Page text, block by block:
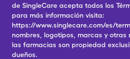
de SingleCare acepta todos los
para más información visita:
https://www.singlecare.com/es/
nombres, logotipos, marcas y otras
las farmacias son propiedad
dueños.